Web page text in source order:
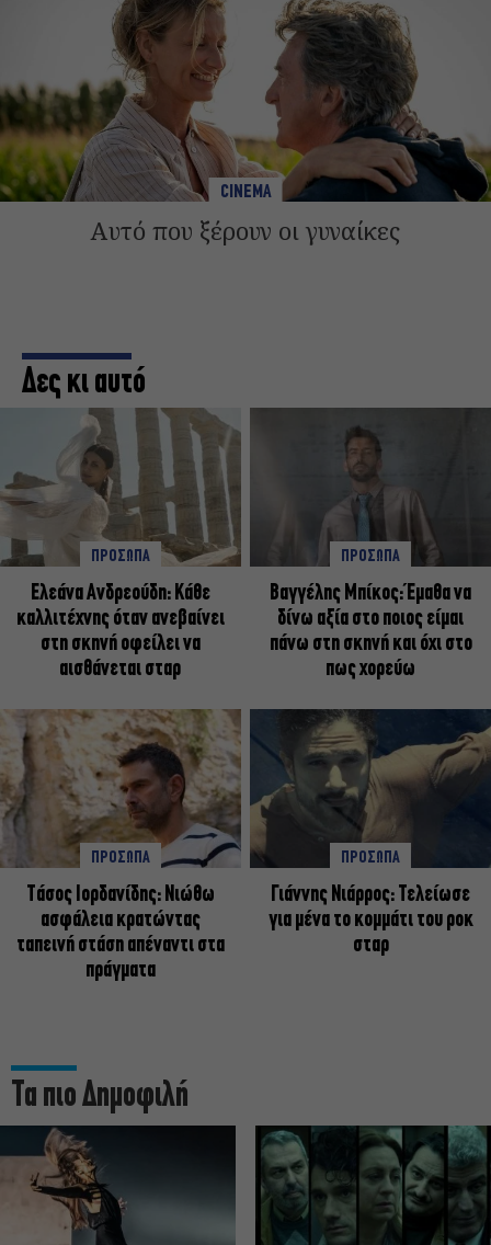
CINEMA
Αυτό που ξέρουν οι γυναίκες
Δες κι αυτό
ΠΡΟΣΩΠΑ
Ελεάνα Ανδρεούδη: Κάθε
καλλιτέχνης όταν ανεβαίνει
στη σκηνή οφείλει να
αισθάνεται σταρ
ΠΡΟΣΩΠΑ
Βαγγέλης Μπίκος: Έμαθα να
δίνω αξία στο ποιος είμαι
πάνω στη σκηνή και όχι στο
πως χορεύω
ΠΡΟΣΩΠΑ
Tάσος Ιορδανίδης: Νιώθω
ασφάλεια κρατώντας
ταπεινή στάση απέναντι στα
πράγματα
ΠΡΟΣΩΠΑ
Γιάννης Νιάρρος: Τελείωσε
για μένα το κομμάτι του ροκ
σταρ
Τα πιο Δημοφιλή